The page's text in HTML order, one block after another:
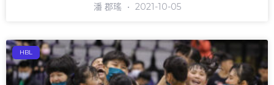
潘 郡瑤 2021-10-05
HBL